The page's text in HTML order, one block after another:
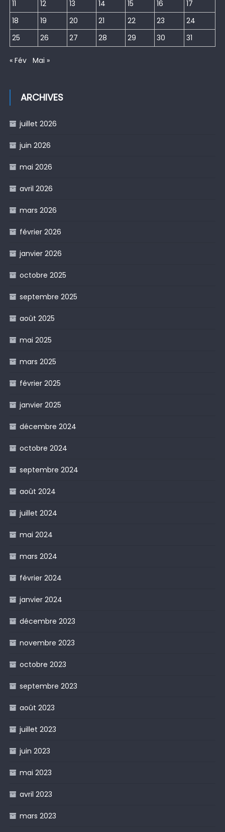
11 12 13 14 15 16
17
18
19 20 21 22 23
24
25
26 27 28 29 30 31
« Fév Mai »
ARCHIVES
juillet 2026
juin 2026
mai 2026
avril 2026
mars 2026
février 2026
janvier 2026
octobre 2025
septembre 2025
août 2025
mai 2025
mars 2025
février 2025
janvier 2025
décembre 2024
octobre 2024
septembre 2024
août 2024
juillet 2024
mai 2024
mars 2024
février 2024
janvier 2024
décembre 2023
novembre 2023
octobre 2023
septembre 2023
août 2023
juillet 2023
juin 2023
mai 2023
avril 2023
mars 2023